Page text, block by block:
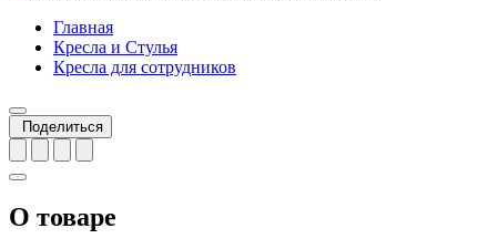
Главная
Кресла и Стулья
Кресла для сотрудников
Поделиться
О товаре